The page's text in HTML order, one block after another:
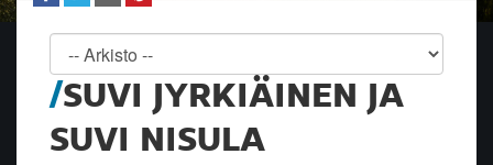
SUVI JYRKIÄINEN JA
SUVI NISULA